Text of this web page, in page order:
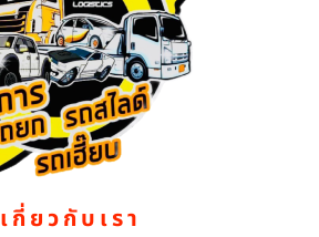
เกี่ยวกับเรา